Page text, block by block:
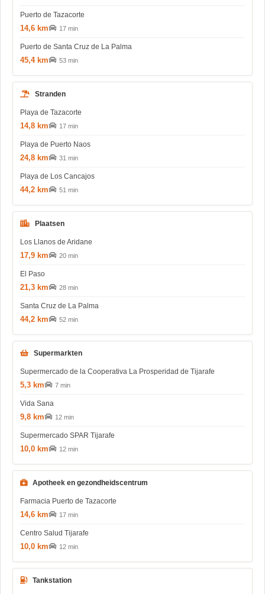
Puerto de Tazacorte
14,6 km 17 min
Puerto de Santa Cruz de La Palma
45,4 km 53 min
Stranden
Playa de Tazacorte
14,8 km 17 min
Playa de Puerto Naos
24,8 km 31 min
Playa de Los Cancajos
44,2 km 51 min
Plaatsen
Los Llanos de Aridane
17,9 km 20 min
El Paso
21,3 km 28 min
Santa Cruz de La Palma
44,2 km 52 min
Supermarkten
Supermercado de la Cooperativa La Prosperidad de Tijarafe
5,3 km 7 min
Vida Sana
9,8 km 12 min
Supermercado SPAR Tijarafe
10,0 km 12 min
Apotheek en gezondheidscentrum
Farmacia Puerto de Tazacorte
14,6 km 17 min
Centro Salud Tijarafe
10,0 km 12 min
Tankstation